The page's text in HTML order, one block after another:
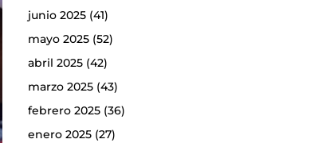
junio 2025(41)
mayo 2025(52)
abril 2025(42)
marzo 2025(43)
febrero 2025(36)
enero 2025(27)